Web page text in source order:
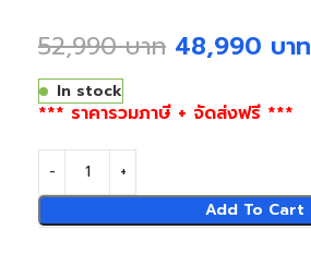
52,990บาท 48,990 บาท
In stock
*** ราคารวมภาษี + จัดส่งฟรี ***
Add To Cart